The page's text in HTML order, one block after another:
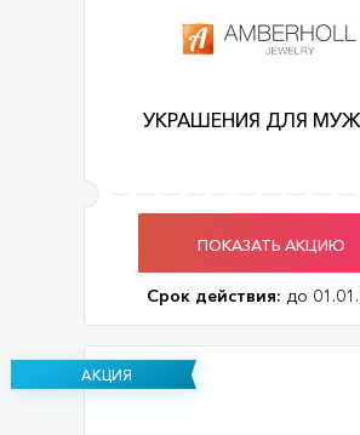
УКРАШЕНИЯ ДЛЯ
ПОКАЗАТЬ АКЦИЮ
Срок действия: до
АКЦИЯ